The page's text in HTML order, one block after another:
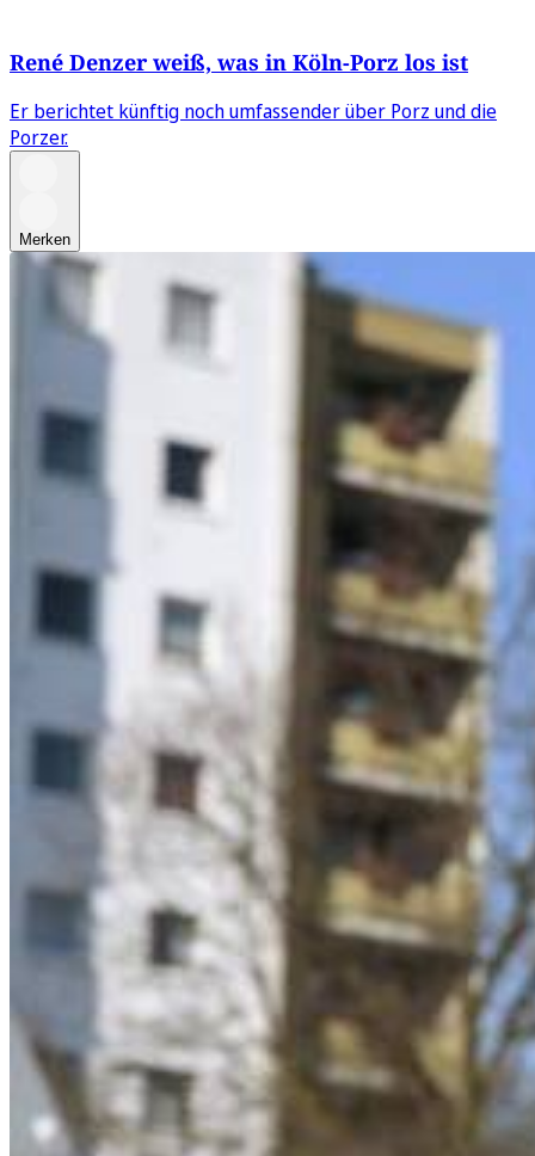
René Denzer weiß, was in Köln-Porz los ist
Er berichtet künftig noch umfassender über Porz und die
Porzer.
Merken